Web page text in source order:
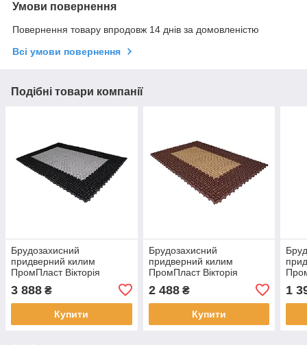
Умови повернення
Повернення товару впродовж 14 днів за домовленістю
Всі умови повернення
Подібні товари компанії
Брудозахисний
придверний килим
ПромПласт Вікторія
150×100х3см чорно-сірий
3 888 ₴
Купити
Брудозахисний
придверний килим
ПромПласт Вікторія
120×80х3см коричнево-
бежевий
2 488₴
Купити
1